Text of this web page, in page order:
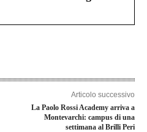
Articolo successivo
La Paolo Rossi Academy arriva a
Montevarchi: campus di una
settimana al Brilli Peri